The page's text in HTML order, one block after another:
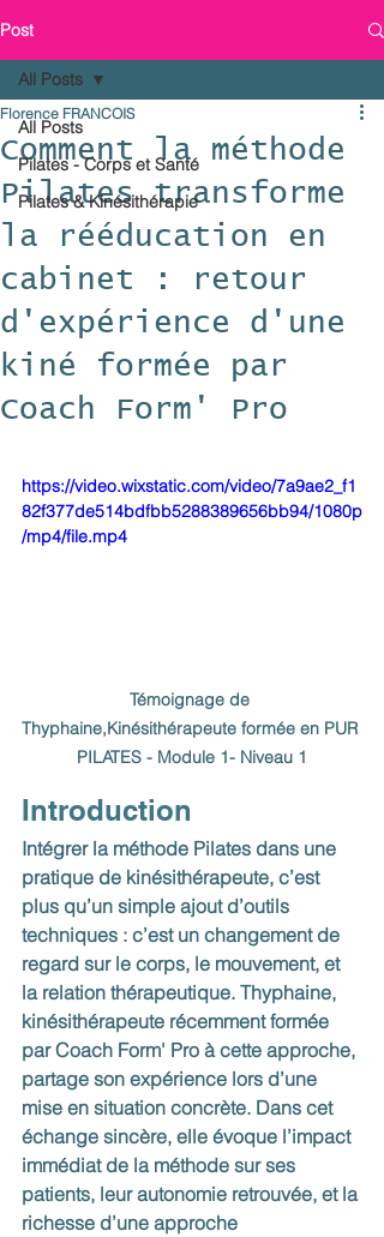
Post
All Posts
Pilates - Corps et Santé
Pilates & Kinésithérapie
All Posts
Comment la méthode
Pilates transforme
la rééducation en
cabinet : retour
d'expérience d'une
kiné formée par
Coach Form' Pro
Florence FRANCOIS
https://video.wixstatic.com/video/7a9ae2_f1
82f377de514bdfbb5288389656bb94/1080p
/mp4/file.mp4
Témoignage de
Thyphaine,Kinésithérapeute formée en PUR
PILATES - Module 1- Niveau 1
Introduction
Intégrer la méthode Pilates dans une
pratique de kinésithérapeute, c’est
plus qu’un simple ajout d’outils
techniques : c’est un changement de
regard sur le corps, le mouvement, et
la relation thérapeutique. Thyphaine,
kinésithérapeute récemment formée
par Coach Form' Pro à cette approche,
partage son expérience lors d’une
mise en situation concrète. Dans cet
échange sincère, elle évoque l’impact
immédiat de la méthode sur ses
patients, leur autonomie retrouvée, et la
richesse d’une approche